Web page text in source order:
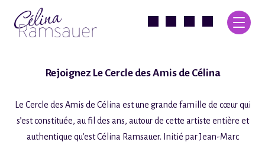
Rejoignez Le Cercle des Amis de Célina
Le Cercle des Amis de Célina est une grande famille de cœur qui
s’est constituée, au fil des ans, autour de cette artiste entière et
authentique qu’est Célina Ramsauer. Initié par Jean-Marc